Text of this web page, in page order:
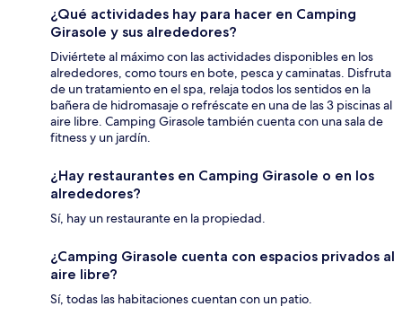
¿Qué actividades hay para hacer en Camping
Girasole y sus alrededores?
Diviértete al máximo con las actividades disponibles en los
alrededores, como tours en bote, pesca y caminatas. Disfruta
de un tratamiento en el spa, relaja todos los sentidos en la
bañera de hidromasaje o refréscate en una de las 3 piscinas al
aire libre. Camping Girasole también cuenta con una sala de
fitness y un jardín.
¿Hay restaurantes en Camping Girasole o en los
alrededores?
Sí, hay un restaurante en la propiedad.
¿Camping Girasole cuenta con espacios privados al
aire libre?
Sí, todas las habitaciones cuentan con un patio.